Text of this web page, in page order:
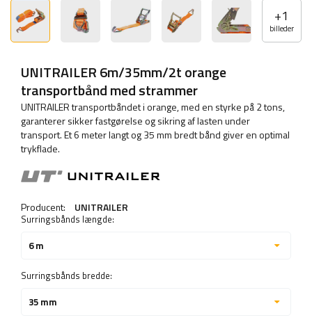
+1
billeder
UNITRAILER 6m/35mm/2t orange
transportbånd med strammer
UNITRAILER transportbåndet i orange, med en styrke på 2 tons,
garanterer sikker fastgørelse og sikring af lasten under
transport. Et 6 meter langt og 35 mm bredt bånd giver en optimal
trykflade.
Producent: UNITRAILER
Surringsbånds længde:
6 m
Surringsbånds bredde:
35 mm